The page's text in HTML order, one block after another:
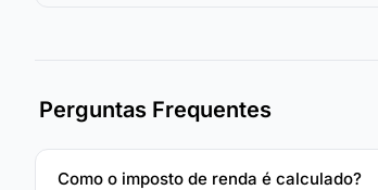
Perguntas Frequentes
Como o imposto de renda é calculado?